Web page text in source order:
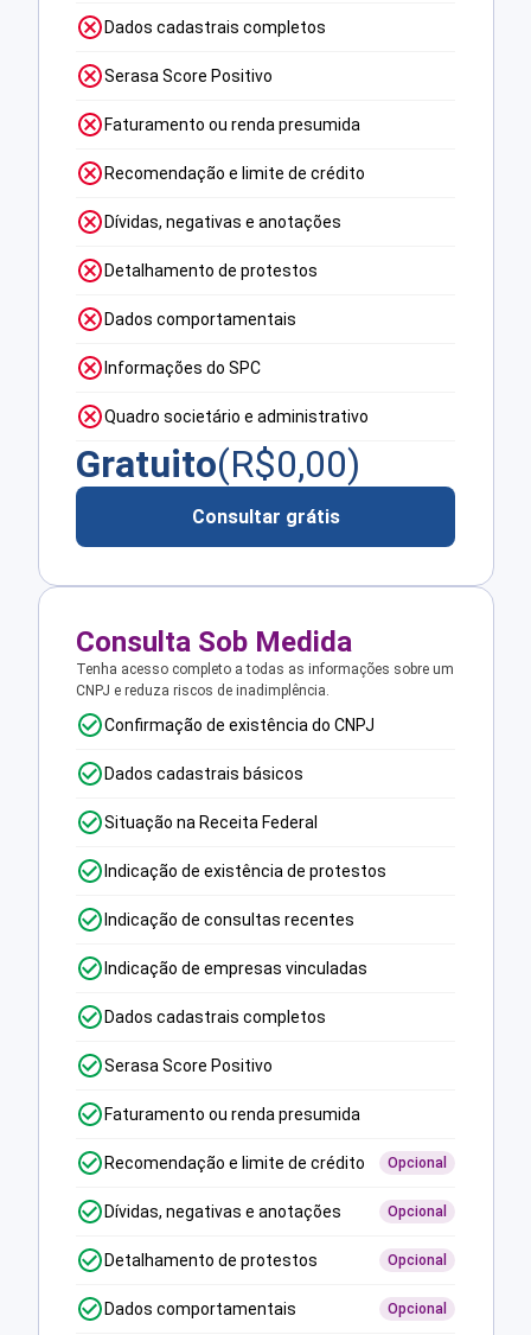
Dados cadastrais completos
Serasa Score Positivo
Faturamento ou renda presumida
Recomendação e limite de crédito
Dívidas, negativas e anotações
Detalhamento de protestos
Dados comportamentais
Informações do SPC
Quadro societário e administrativo
Gratuito(R$0,00)
Consultar grátis
Consulta Sob Medida
Tenha acesso completo a todas as informações sobre um
CNPJ e reduza riscos de inadimplência.
Confirmação de existência do CNPJ
Dados cadastrais básicos
Situação na Receita Federal
Indicação de existência de protestos
Indicação de consultas recentes
Indicação de empresas vinculadas
Dados cadastrais completos
Serasa Score Positivo
Faturamento ou renda presumida
Recomendação e limite de crédito Opcional
Dívidas, negativas e anotações Opcional
Detalhamento de protestos Opcional
Dados comportamentais Opcional